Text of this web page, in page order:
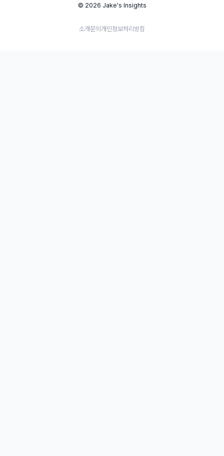
© 2026 Jake's Insights
소개문의 개인정보처리방침